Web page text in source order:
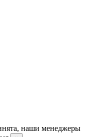
наши менеджеры